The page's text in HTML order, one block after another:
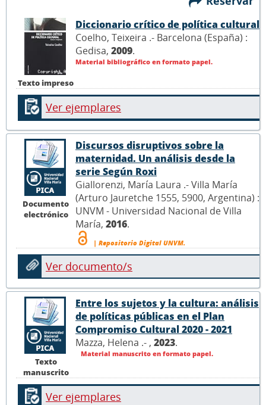
Texto impreso
Diccionario crítico de política cultural
Coelho, Teixeira .- Barcelona (España) :
Gedisa, 2009.
Material bibliográfico en formato papel.
Ver ejemplares
Documento
electrónico
Discursos disruptivos sobre la
maternidad. Un análisis desde la
serie Según Roxi
Giallorenzi, María Laura .- Villa María
(Arturo Jauretche 1555, 5900, Argentina) :
UNVM - Universidad Nacional de Villa
María, 2016.
| Repositorio Digital UNVM.
Ver documento/s
Texto
manuscrito
Entre los sujetos y la cultura: análisis
de políticas públicas en el Plan
Compromiso Cultural 2020 - 2021
Mazza, Helena .- , 2023.
Material manuscrito en formato papel.
Ver ejemplares